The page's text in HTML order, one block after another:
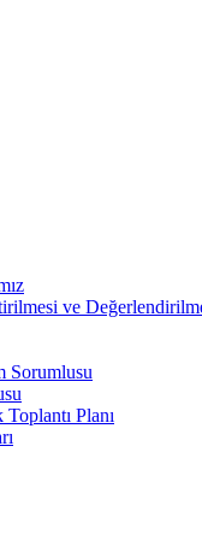
ve
Sorumlusu
Planı